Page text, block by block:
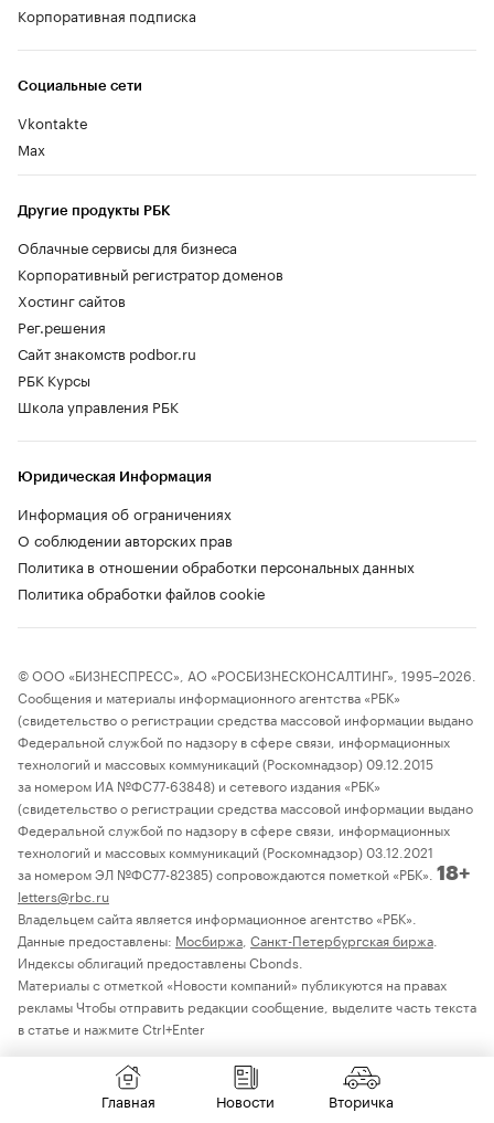
Социальные сети
Vkontakte
Max
Другие продукты РБК
Облачные сервисы для бизнеса
Корпоративный регистратор доменов
Хостинг сайтов
Рег.решения
Сайт знакомств podbor.ru
РБК Курсы
Школа управления РБК
Корпоративная подписка
Юридическая Информация
Информация об ограничениях
О соблюдении авторских прав
Политика в отношении обработки персональных данных
Политика обработки файлов cookie
© ООО «БИЗНЕСПРЕСС», АО «РОСБИЗНЕСКОНСАЛТИНГ», 1995–2026.
Сообщения и материалы информационного агентства «РБК»
(свидетельство о регистрации средства массовой информации выдано
Федеральной службой по надзору в сфере связи, информационных
технологий и массовых коммуникаций (Роскомнадзор) 09.12.2015
за номером ИА №ФС77-63848) и сетевого издания «РБК»
(свидетельство о регистрации средства массовой информации выдано
Федеральной службой по надзору в сфере связи, информационных
технологий и массовых коммуникаций (Роскомнадзор) 03.12.2021
за номером ЭЛ №ФС77-82385) сопровождаются пометкой «РБК». 18+
letters@rbc.ru
Владельцем сайта является информационное агентство «РБК».
Данные предоставлены: Мосбиржа Санкт-Петербургская биржа
Индексы облигаций предоставлены Cbonds.
Материалы с отметкой «Новости компаний» публикуются на правах
рекламы Чтобы отправить редакции сообщение, выделите часть текста
в статье и нажмите Ctrl+Enter
Главная Новости Вторичка